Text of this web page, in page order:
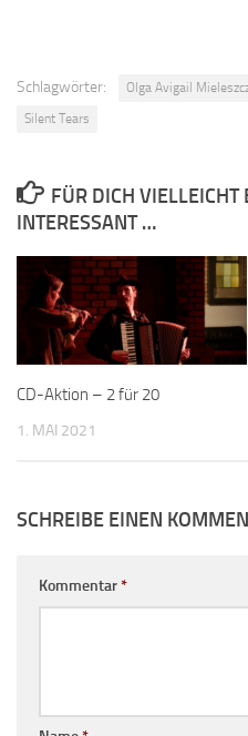
Schlagwörter: Olga Avigail
Silent Tears
FÜR DICH VIELLEICHT
INTERESSANT …
CD-Aktion – 2 für 20
1. MAI 2021
SCHREIBE EINEN
Kommentar*